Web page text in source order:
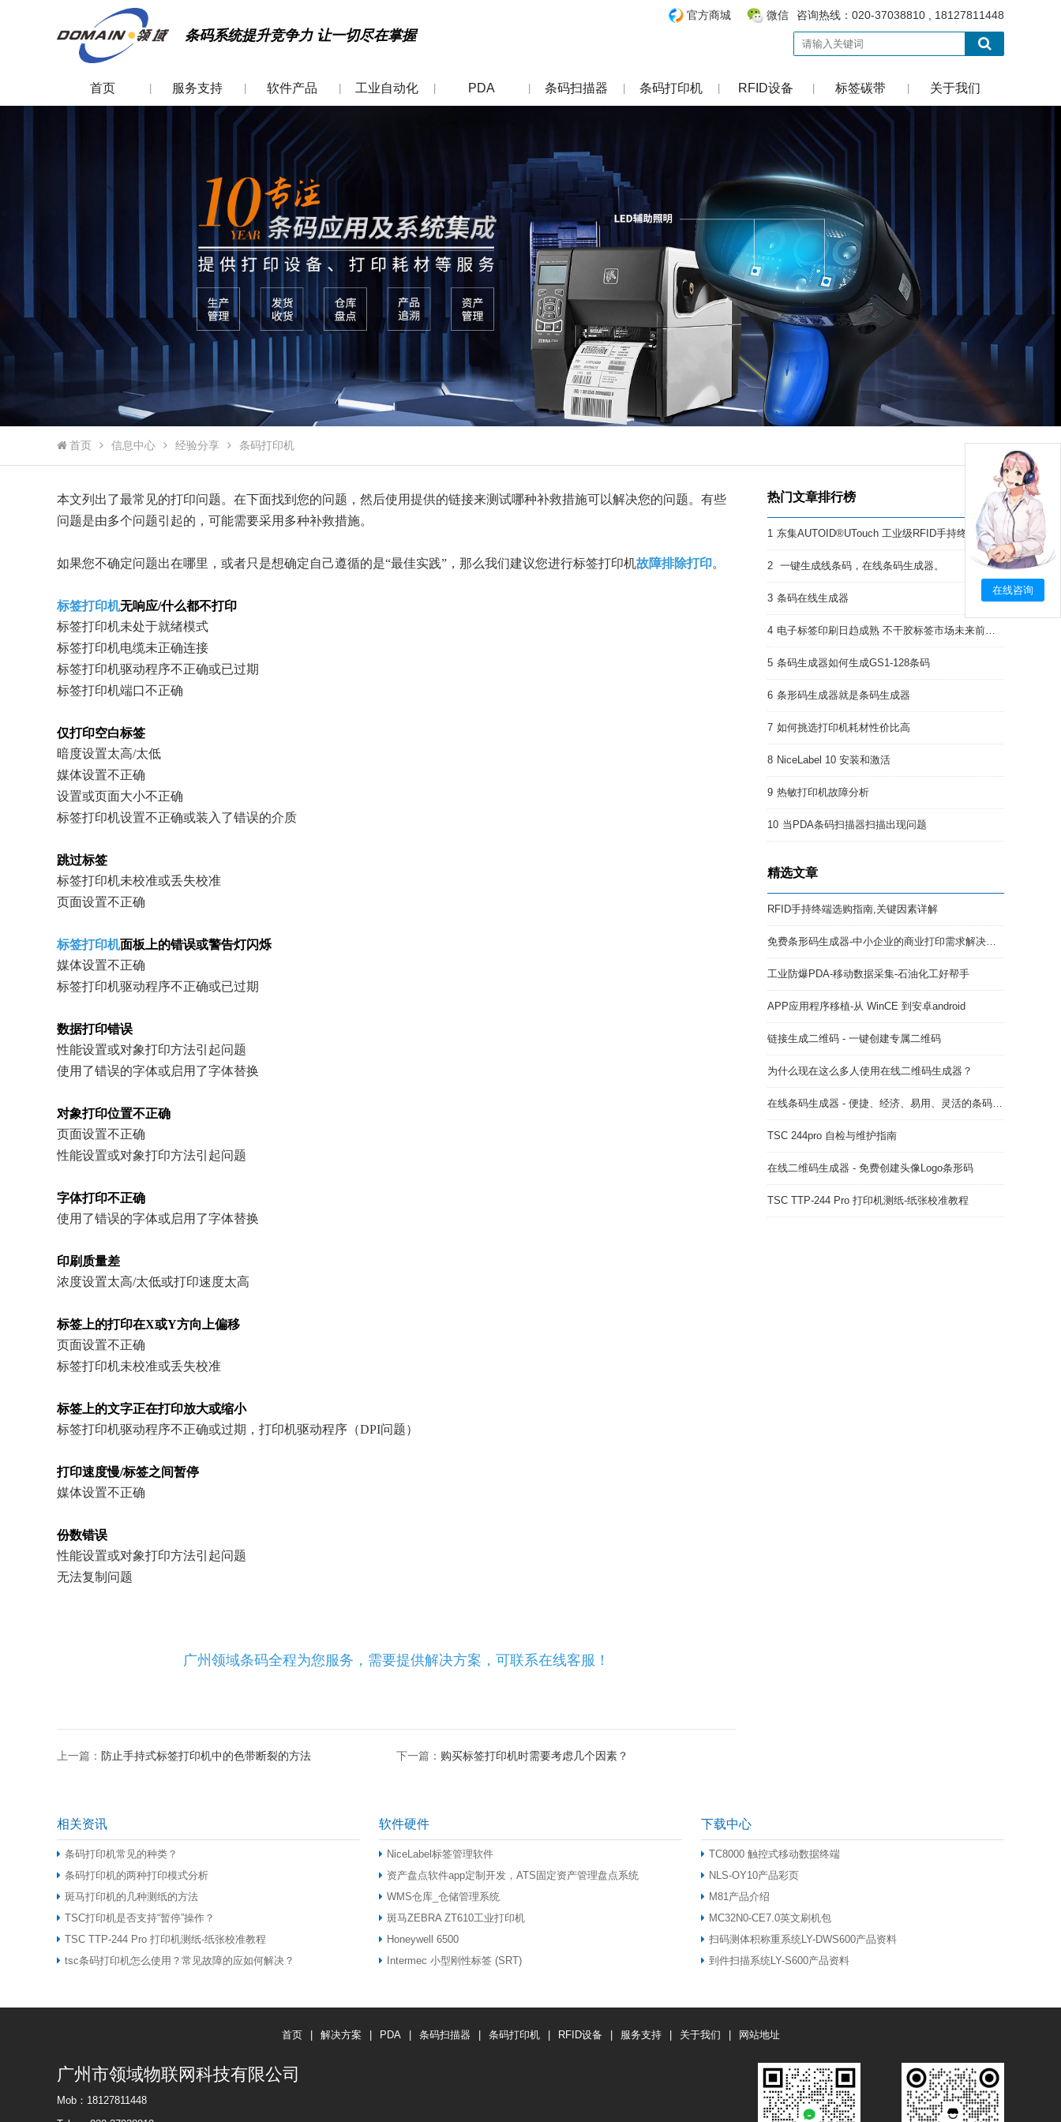
条码系统提升竞争力 让一切尽在掌握
官方商城 微信 咨询热线：020-37038810 , 18127811448
首页 服务支持 软件产品 工业自动化 PDA 条码扫描器 条码打印机 RFID设备 标签碳带 关于我们
首页 信息中心 经验分享 条码打印机
本文列出了最常见的打印问题。在下面找到您的问题，然后使用提供的链接来测试哪种补救措施可以解决您的问题。有些
问题是由多个问题引起的，可能需要采用多种补救措施。
如果您不确定问题出在哪里，或者只是想确定自己遵循的是“最佳实践”，那么我们建议您进行标签打印机故障排除打印。
标签打印机无响应/什么都不打印
标签打印机未处于就绪模式
标签打印机电缆未正确连接
标签打印机驱动程序不正确或已过期
标签打印机端口不正确
仅打印空白标签
暗度设置太高/太低
媒体设置不正确
设置或页面大小不正确
标签打印机设置不正确或装入了错误的介质
跳过标签
标签打印机未校准或丢失校准
页面设置不正确
标签打印机面板上的错误或警告灯闪烁
媒体设置不正确
标签打印机驱动程序不正确或已过期
数据打印错误
性能设置或对象打印方法引起问题
使用了错误的字体或启用了字体替换
对象打印位置不正确
页面设置不正确
性能设置或对象打印方法引起问题
字体打印不正确
使用了错误的字体或启用了字体替换
印刷质量差
浓度设置太高/太低或打印速度太高
标签上的打印在X或Y方向上偏移
页面设置不正确
标签打印机未校准或丢失校准
标签上的文字正在打印放大或缩小
标签打印机驱动程序不正确或过期，打印机驱动程序（DPI问题）
打印速度慢/标签之间暂停
媒体设置不正确
份数错误
性能设置或对象打印方法引起问题
无法复制问题
广州领域条码全程为您服务，需要提供解决方案，可联系在线客服！
上一篇： 防止手持式标签打印机中的色带断裂的方法 下一篇： 购买标签打印机时需要考虑几个因素？
热门文章排行榜
1 东集AUTOID®UTouch 工业级RFID手持终端PDA:强悍的RFID终端PDA
2 一键生成线条码，在线条码生成器。
3 条码在线生成器
4 电子标签印刷日趋成熟 不干胶标签市场未来前景开阔
5 条码生成器如何生成GS1-128条码
6 条形码生成器就是条码生成器
7 如何挑选打印机耗材性价比高
8 NiceLabel 10 安装和激活
9 热敏打印机故障分析
10 当PDA条码扫描器扫描出现问题
精选文章
RFID手持终端选购指南,关键因素详解
免费条形码生成器-中小企业的商业打印需求解决方案
工业防爆PDA-移动数据采集-石油化工好帮手
APP应用程序移植-从 WinCE 到安卓android
链接生成二维码 - 一键创建专属二维码
为什么现在这么多人使用在线二维码生成器？
在线条码生成器 - 便捷、经济、易用、灵活的条码解决方案
TSC 244pro 自检与维护指南
在线二维码生成器 - 免费创建头像Logo条形码
TSC TTP-244 Pro 打印机测纸-纸张校准教程
相关资讯
条码打印机常见的种类？
条码打印机的两种打印模式分析
斑马打印机的几种测纸的方法
TSC打印机是否支持“暂停”操作？
TSC TTP-244 Pro 打印机测纸-纸张校准教程
tsc条码打印机怎么使用？常见故障的应如何解决？
软件硬件
NiceLabel标签管理软件
资产盘点软件app定制开发，ATS固定资产管理盘点系统
WMS仓库_仓储管理系统
斑马ZEBRA ZT610工业打印机
Honeywell 6500
Intermec 小型刚性标签 (SRT)
下载中心
TC8000 触控式移动数据终端
NLS-OY10产品彩页
M81产品介绍
MC32N0-CE7.0英文刷机包
扫码测体积称重系统LY-DWS600产品资料
到件扫描系统LY-S600产品资料
首页 解决方案 PDA 条码扫描器 条码打印机 RFID设备 服务支持 关于我们 网站地址
广州市领域物联网科技有限公司
Mob：18127811448
在线咨询